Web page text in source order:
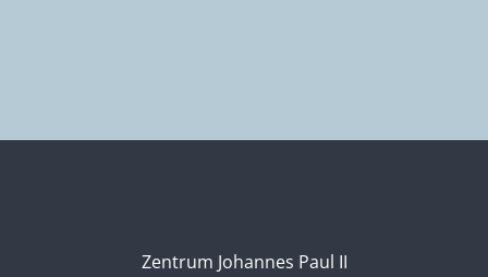
Zentrum Johannes Paul II